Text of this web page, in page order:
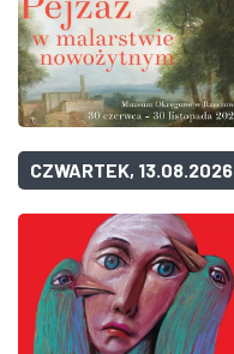
CZWARTEK, 13.08.2026